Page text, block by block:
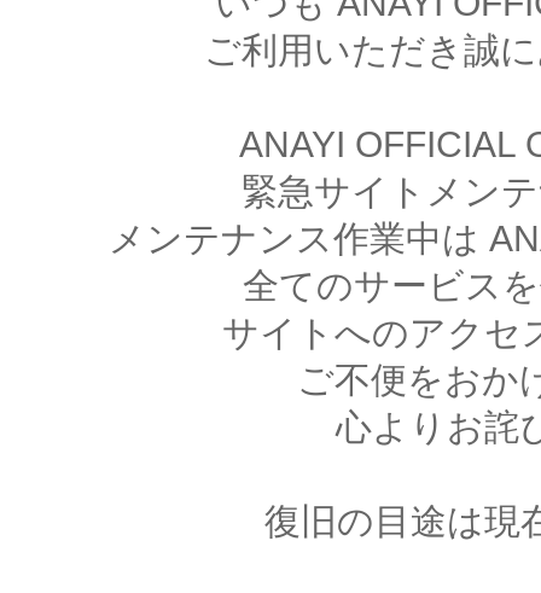
ご利用いただき誠
ANAYI OFFICIAL
緊急サイトメン
メンテナンス作業中は
全てのサービス
サイトへのアクセ
ご不便をおか
心よりお詫
復旧の目途は現